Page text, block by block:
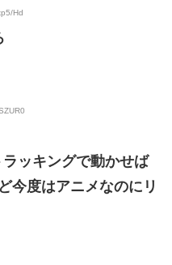
Hd
ッキングで動かせば
今度はアニメなのにリ